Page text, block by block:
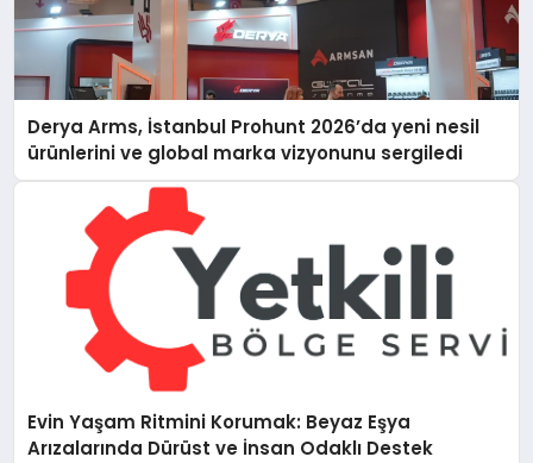
Derya Arms, İstanbul Prohunt 2026’da yeni nesil
ürünlerini ve global marka vizyonunu sergiledi
Evin Yaşam Ritmini Korumak: Beyaz Eşya
Arızalarında Dürüst ve İnsan Odaklı Destek